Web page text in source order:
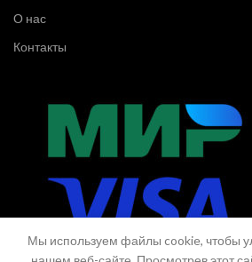
О нас
Контакты
Мы используем файлы cookie, чтобы